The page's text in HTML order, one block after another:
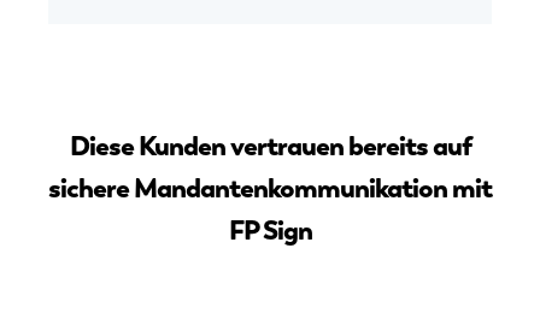
Diese Kunden vertrauen bereits auf
sichere Mandantenkommunikation mit
FP Sign